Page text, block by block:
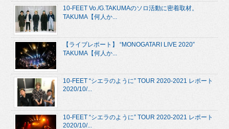
10-FEET Vo./G.TAKUMAのソロ活動に密着取材。
TAKUMA【何人か...
【ライブレポート】 “MONOGATARI LIVE 2020”
TAKUMA【何人か...
10-FEET “シエラのように” TOUR 2020-2021 レポート
2020/10/...
10-FEET “シエラのように” TOUR 2020-2021 レポート
2020/10/...